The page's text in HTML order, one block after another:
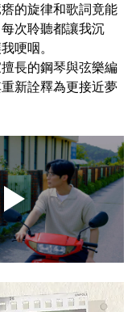
的旋律和歌詞竟能
次聆聽都讓我沉
哽咽。
長的鋼琴與弦樂編
新詮釋為更接近夢